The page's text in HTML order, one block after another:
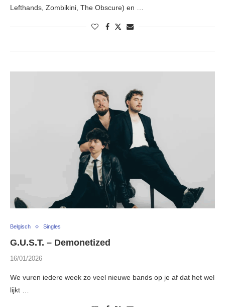
Lefthands, Zombikini, The Obscure) en …
Belgisch Singles
G.U.S.T. – Demonetized
16/01/2026
We vuren iedere week zo veel nieuwe bands op je af dat het wel
lijkt …